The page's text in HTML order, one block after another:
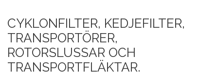
CYKLONFILTER, KEDJEFILTER,
TRANSPORTÖRER,
ROTORSLUSSAR OCH
TRANSPORTFLÄKTAR.